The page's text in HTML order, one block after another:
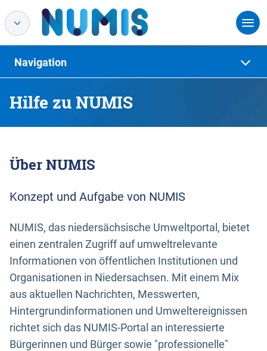
Hilfe zu NUMIS
Navigation
Über NUMIS
Konzept und Aufgabe von NUMIS
NUMIS, das niedersächsische Umweltportal, bietet
einen zentralen Zugriff auf umweltrelevante
Informationen von öffentlichen Institutionen und
Organisationen in Niedersachsen. Mit einem Mix
aus aktuellen Nachrichten, Messwerten,
Hintergrundinformationen und Umweltereignissen
richtet sich das NUMIS-Portal an interessierte
Bürgerinnen und Bürger sowie "professionelle"